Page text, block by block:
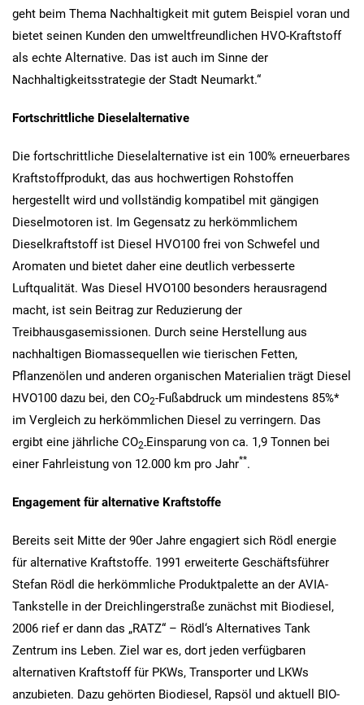
geht beim Thema Nachhaltigkeit mit gutem Beispiel voran und
bietet seinen Kunden den umweltfreundlichen HVO-Kraftstoff
als echte Alternative. Das ist auch im Sinne der
Nachhaltigkeitsstrategie der Stadt Neumarkt.“
Fortschrittliche Dieselalternative
Die fortschrittliche Dieselalternative ist ein 100% erneuerbares
Kraftstoffprodukt, das aus hochwertigen Rohstoffen
hergestellt wird und vollständig kompatibel mit gängigen
Dieselmotoren ist. Im Gegensatz zu herkömmlichem
Dieselkraftstoff ist Diesel HVO100 frei von Schwefel und
Aromaten und bietet daher eine deutlich verbesserte
Luftqualität. Was Diesel HVO100 besonders herausragend
macht, ist sein Beitrag zur Reduzierung der
Treibhausgasemissionen. Durch seine Herstellung aus
nachhaltigen Biomassequellen wie tierischen Fetten,
Pflanzenölen und anderen organischen Materialien trägt Diesel
HVO100 dazu bei, den CO2-Fußabdruck um mindestens 85%*
im Vergleich zu herkömmlichen Diesel zu verringern. Das
ergibt eine jährliche CO2-Einsparung von ca. 1,9 Tonnen bei
einer Fahrleistung von 12.000 km pro Jahr**.
Engagement für alternative Kraftstoffe
Bereits seit Mitte der 90er Jahre engagiert sich Rödl energie
für alternative Kraftstoffe. 1991 erweiterte Geschäftsführer
Stefan Rödl die herkömmliche Produktpalette an der AVIA-
Tankstelle in der Dreichlingerstraße zunächst mit Biodiesel,
2006 rief er dann das „RATZ“ – Rödl‘s Alternatives Tank
Zentrum ins Leben. Ziel war es, dort jeden verfügbaren
alternativen Kraftstoff für PKWs, Transporter und LKWs
anzubieten. Dazu gehörten Biodiesel, Rapsöl und aktuell BIO-